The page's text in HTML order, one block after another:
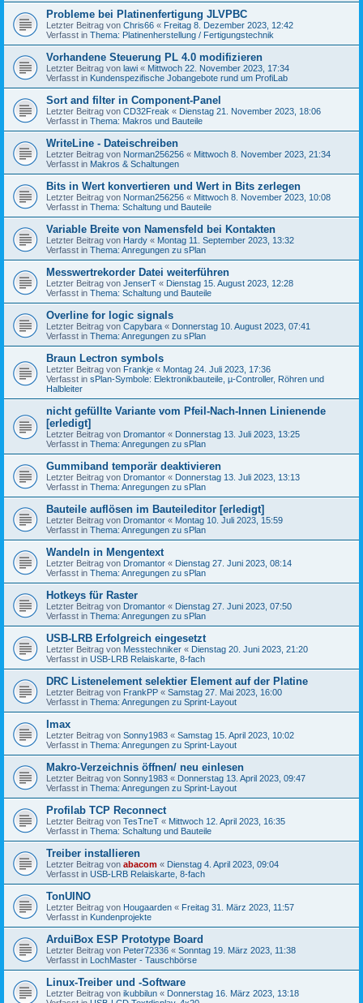
Probleme bei Platinenfertigung JLVPBC
Letzter Beitrag von Chris66 « Freitag 8. Dezember 2023, 12:42
Verfasst in Thema: Platinenherstellung / Fertigungstechnik
Vorhandene Steuerung PL 4.0 modifizieren
Letzter Beitrag von lawi « Mittwoch 22. November 2023, 17:34
Verfasst in Kundenspezifische Jobangebote rund um ProfiLab
Sort and filter in Component-Panel
Letzter Beitrag von CD32Freak « Dienstag 21. November 2023, 18:06
Verfasst in Thema: Makros und Bauteile
WriteLine - Dateischreiben
Letzter Beitrag von Norman256256 « Mittwoch 8. November 2023, 21:34
Verfasst in Makros & Schaltungen
Bits in Wert konvertieren und Wert in Bits zerlegen
Letzter Beitrag von Norman256256 « Mittwoch 8. November 2023, 10:08
Verfasst in Thema: Schaltung und Bauteile
Variable Breite von Namensfeld bei Kontakten
Letzter Beitrag von Hardy « Montag 11. September 2023, 13:32
Verfasst in Thema: Anregungen zu sPlan
Messwertrekorder Datei weiterführen
Letzter Beitrag von JenserT « Dienstag 15. August 2023, 12:28
Verfasst in Thema: Schaltung und Bauteile
Overline for logic signals
Letzter Beitrag von Capybara « Donnerstag 10. August 2023, 07:41
Verfasst in Thema: Anregungen zu sPlan
Braun Lectron symbols
Letzter Beitrag von Frankje « Montag 24. Juli 2023, 17:36
Verfasst in sPlan-Symbole: Elektronikbauteile, µ-Controller, Röhren und
Halbleiter
nicht gefüllte Variante vom Pfeil-Nach-Innen Linienende
[erledigt]
Letzter Beitrag von Dromantor « Donnerstag 13. Juli 2023, 13:25
Verfasst in Thema: Anregungen zu sPlan
Gummiband temporär deaktivieren
Letzter Beitrag von Dromantor « Donnerstag 13. Juli 2023, 13:13
Verfasst in Thema: Anregungen zu sPlan
Bauteile auflösen im Bauteileditor [erledigt]
Letzter Beitrag von Dromantor « Montag 10. Juli 2023, 15:59
Verfasst in Thema: Anregungen zu sPlan
Wandeln in Mengentext
Letzter Beitrag von Dromantor « Dienstag 27. Juni 2023, 08:14
Verfasst in Thema: Anregungen zu sPlan
Hotkeys für Raster
Letzter Beitrag von Dromantor « Dienstag 27. Juni 2023, 07:50
Verfasst in Thema: Anregungen zu sPlan
USB-LRB Erfolgreich eingesetzt
Letzter Beitrag von Messtechniker « Dienstag 20. Juni 2023, 21:20
Verfasst in USB-LRB Relaiskarte, 8-fach
DRC Listenelement selektier Element auf der Platine
Letzter Beitrag von FrankPP « Samstag 27. Mai 2023, 16:00
Verfasst in Thema: Anregungen zu Sprint-Layout
Imax
Letzter Beitrag von Sonny1983 « Samstag 15. April 2023, 10:02
Verfasst in Thema: Anregungen zu Sprint-Layout
Makro-Verzeichnis öffnen/ neu einlesen
Letzter Beitrag von Sonny1983 « Donnerstag 13. April 2023, 09:47
Verfasst in Thema: Anregungen zu Sprint-Layout
Profilab TCP Reconnect
Letzter Beitrag von TesTneT « Mittwoch 12. April 2023, 16:35
Verfasst in Thema: Schaltung und Bauteile
Treiber installieren
Letzter Beitrag von abacom « Dienstag 4. April 2023, 09:04
Verfasst in USB-LRB Relaiskarte, 8-fach
TonUINO
Letzter Beitrag von Hougaarden « Freitag 31. März 2023, 11:57
Verfasst in Kundenprojekte
ArduiBox ESP Prototype Board
Letzter Beitrag von Peter72336 « Sonntag 19. März 2023, 11:38
Verfasst in LochMaster - Tauschbörse
Linux-Treiber und -Software
Letzter Beitrag von ikubbilun « Donnerstag 16. März 2023, 13:18